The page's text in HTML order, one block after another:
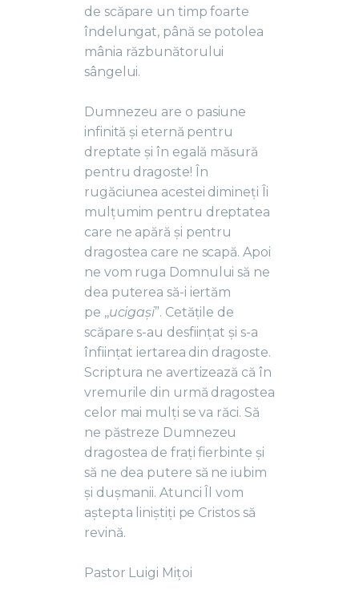
de scăpare un timp foarte
îndelungat, până se potolea
mânia răzbunătorului
sângelui.
Dumnezeu are o pasiune
infinită și eternă pentru
dreptate și în egală măsură
pentru dragoste! În
rugăciunea acestei dimineți Îi
mulțumim pentru dreptatea
care ne apără și pentru
dragostea care ne scapă. Apoi
ne vom ruga Domnului să ne
dea puterea să-i iertăm
pe ,,ucigași”. Cetățile de
scăpare s-au desființat și s-a
înființat iertarea din dragoste.
Scriptura ne avertizează că în
vremurile din urmă dragostea
celor mai mulți se va răci. Să
ne păstreze Dumnezeu
dragostea de frați fierbinte și
să ne dea putere să ne iubim
și dușmanii. Atunci Îl vom
aștepta liniștiți pe Cristos să
revină.
Pastor Luigi Mițoi